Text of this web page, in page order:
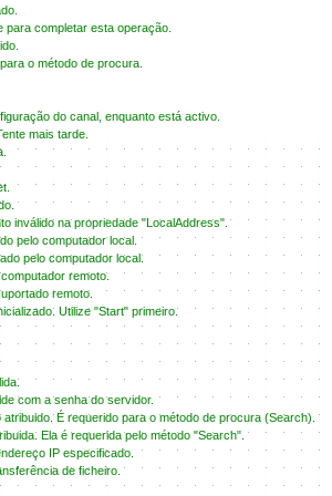
para completar esta operação.
o método de procura.
do canal, enquanto está activo.
mais tarde.
inválido na propriedade "LocalAddress".
pelo computador local.
pelo computador local.
remoto.
remoto.
Utilize "Start" primeiro.
com a senha do servidor.
É requerido para o método de procura (Search).
Ela é requerida pelo método "Search".
IP especificado.
de ficheiro.